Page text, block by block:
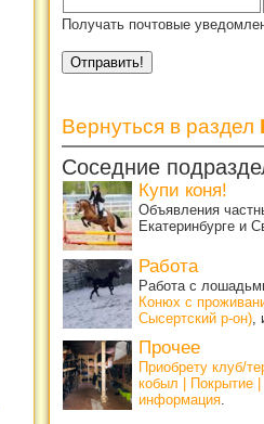
Получать почтовые
Вернуться в раздел
Соседние
Купи коня!
Объявления
Екатеринбурге и
Работа
Работа с
Конюх с
Сысертский р-он)
Прочее
Приобрету клуб/
кобыл | Покрытие
информация